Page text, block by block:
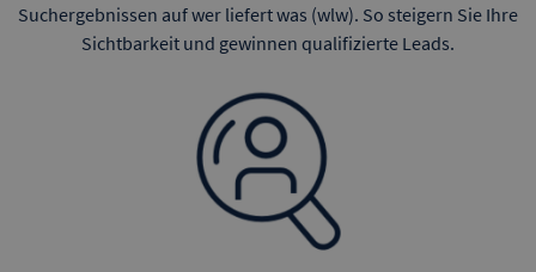
Suchergebnissen auf wer liefert was (wlw). So steigern Sie Ihre
Sichtbarkeit und gewinnen qualifizierte Leads.